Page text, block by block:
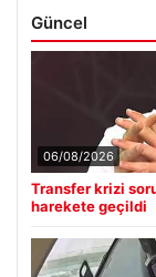
Güncel
06/08/2026
Transfer krizi
harekete geçildi